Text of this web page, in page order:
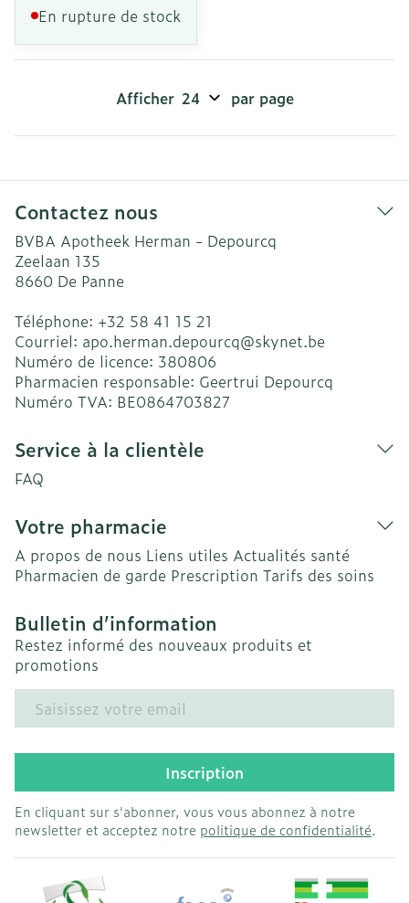
En rupture de stock
Afficher par page
Contactez nous
BVBA Apotheek Herman - Depourcq
Zeelaan 135
8660 De Panne
Téléphone: +32 58 41 15 21
Courriel: apo.herman.depourcq@skynet.be
Numéro de licence: 380806
Pharmacien responsable: Geertrui Depourcq
Numéro TVA: BE0864703827
Service à la clientèle
FAQ
Votre pharmacie
A propos de nous Liens utiles Actualités santé
Pharmacien de garde Prescription Tarifs des soins
Bulletin d’information
Restez informé des nouveaux produits et
promotions
Adresse mail
Inscription
En cliquant sur s'abonner, vous vous abonnez à notre
newsletter et acceptez notre politique de confidentialité.